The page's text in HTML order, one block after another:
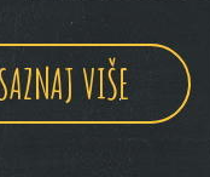
SAZNAJ VIŠE